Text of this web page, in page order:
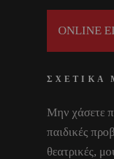
ONLINE
ΣΧΕΤΙΚΑ
Μην χάσετε
παιδικές
θεατρικές,